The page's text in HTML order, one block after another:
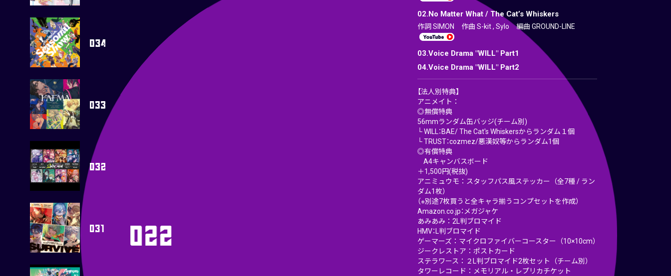
02.No Matter What / The Cat’s Whiskers
作詞 SIMON 作曲 S-kit , Sylo 編曲 GROUND-LINE
03.Voice Drama "WILL" Part1
04.Voice Drama "WILL" Part2
【法人別特典】
アニメイト：
◎無償特典
56mmランダム缶バッジ(チーム別)
└ WILL：BAE/ The Cat's Whiskersからランダム１個
└ TRUST：cozmez/悪漢奴等からランダム1個
◎有償特典
A4キャンバスボード
＋1,500円(税抜)
アニミュウモ：スタッフパス風ステッカー（全7種 / ラン
ダム1枚）
（※別途7枚買うと全キャラ揃うコンプセットを作成）
Amazon.co.jp：メガジャケ
あみあみ：2L判ブロマイド
HMV：L判ブロマイド
ゲーマーズ：マイクロファイバーコースター（10×10cm）
ジークレストア：ポストカード
ステラワース：２L判ブロマイド2枚セット（チーム別）
タワーレコード：メモリアル・レプリカチケット